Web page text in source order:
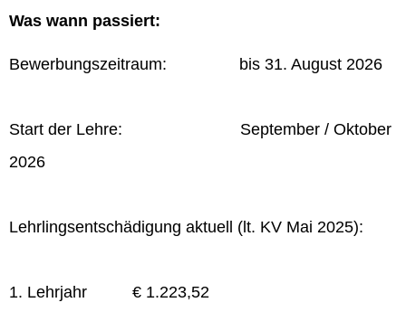
Was wann passiert:
Bewerbungszeitraum: bis 31. August 2026
Start der Lehre: September / Oktober
2026
Lehrlingsentschädigung aktuell (lt. KV Mai 2025):
1. Lehrjahr € 1.223,52